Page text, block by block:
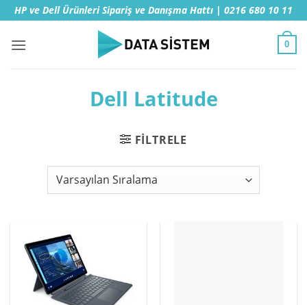
İçeriğe
atla
HP ve Dell Ürünleri Sipariş ve Danışma Hattı | 0216 680 10 11
0
Dell Latitude
FILTRELE